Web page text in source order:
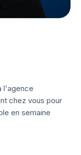
l'agence
chez vous pour
en semaine